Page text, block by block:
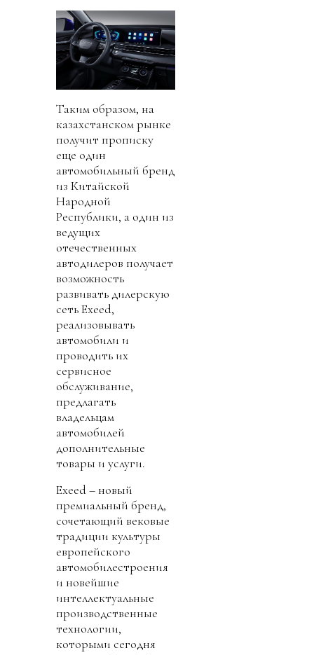
Таким образом, на
казахстанском рынке
получит прописку
еще один
автомобильный бренд
из Китайской
Народной
Республики, а один из
ведущих
отечественных
автодилеров получает
возможность
развивать дилерскую
сеть Exeed,
реализовывать
автомобили и
проводить их
сервисное
обслуживание,
предлагать
владельцам
автомобилей
дополнительные
товары и услуги.
Exeed – новый
премиальный бренд,
сочетающий вековые
традиции культуры
европейского
автомобилестроения
и новейшие
интеллектуальные
производственные
технологии,
которыми сегодня